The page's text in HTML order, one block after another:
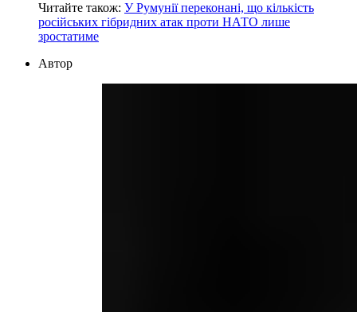
Читайте також: У Румунії переконані, що кількість
російських гібридних атак проти НАТО лише
зростатиме
Автор